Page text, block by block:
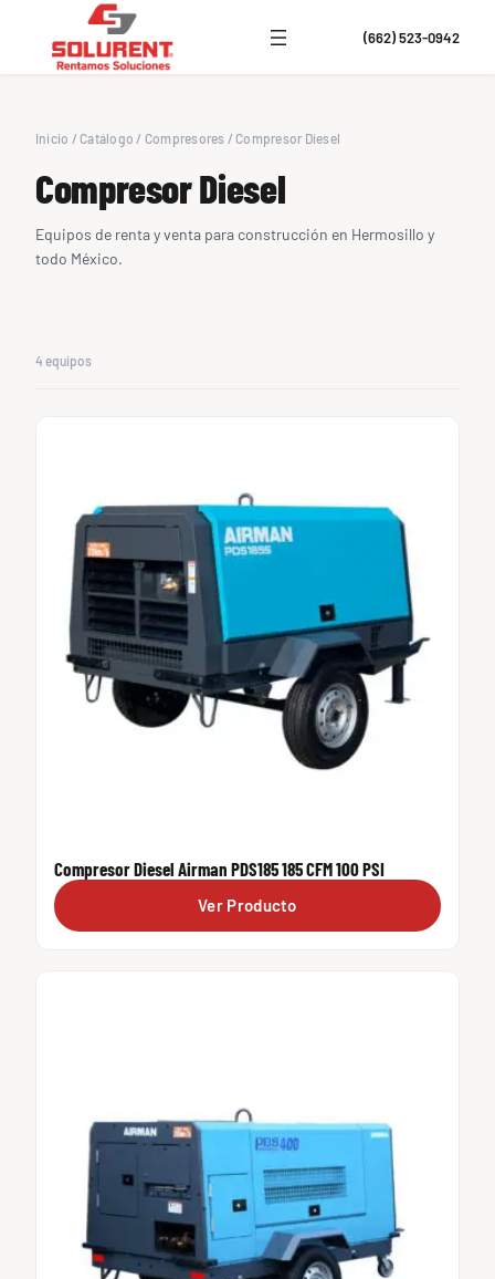
(662) 523-0942
Inicio / Catálogo / Compresores / Compresor Diesel
Compresor Diesel
Equipos de renta y venta para construcción en Hermosillo y
todo México.
4 equipos
Compresor Diesel Airman PDS185 185 CFM 100 PSI
Ver Producto